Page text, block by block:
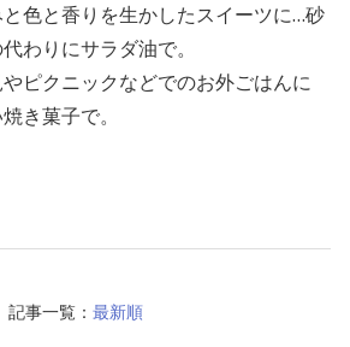
色と香りを生かしたスイーツに…砂
わりにサラダ油で。
ピクニックなどでのお外ごはんに
き菓子で。
記事一覧： 最新順